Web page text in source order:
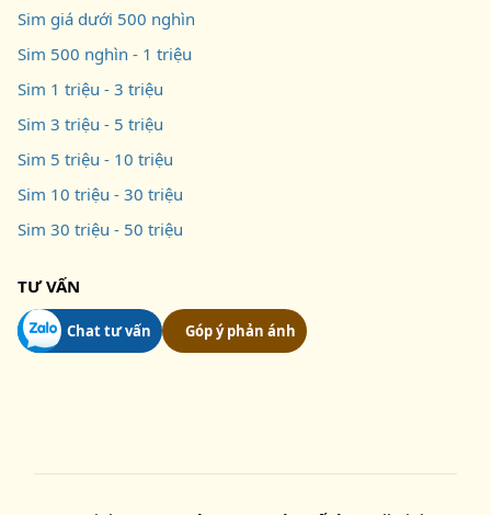
Sim giá dưới 500 nghìn
Sim 500 nghìn - 1 triệu
Sim 1 triệu - 3 triệu
Sim 3 triệu - 5 triệu
Sim 5 triệu - 10 triệu
Sim 10 triệu - 30 triệu
Sim 30 triệu - 50 triệu
TƯ VẤN
Chat tư vấn Góp ý phản ánh